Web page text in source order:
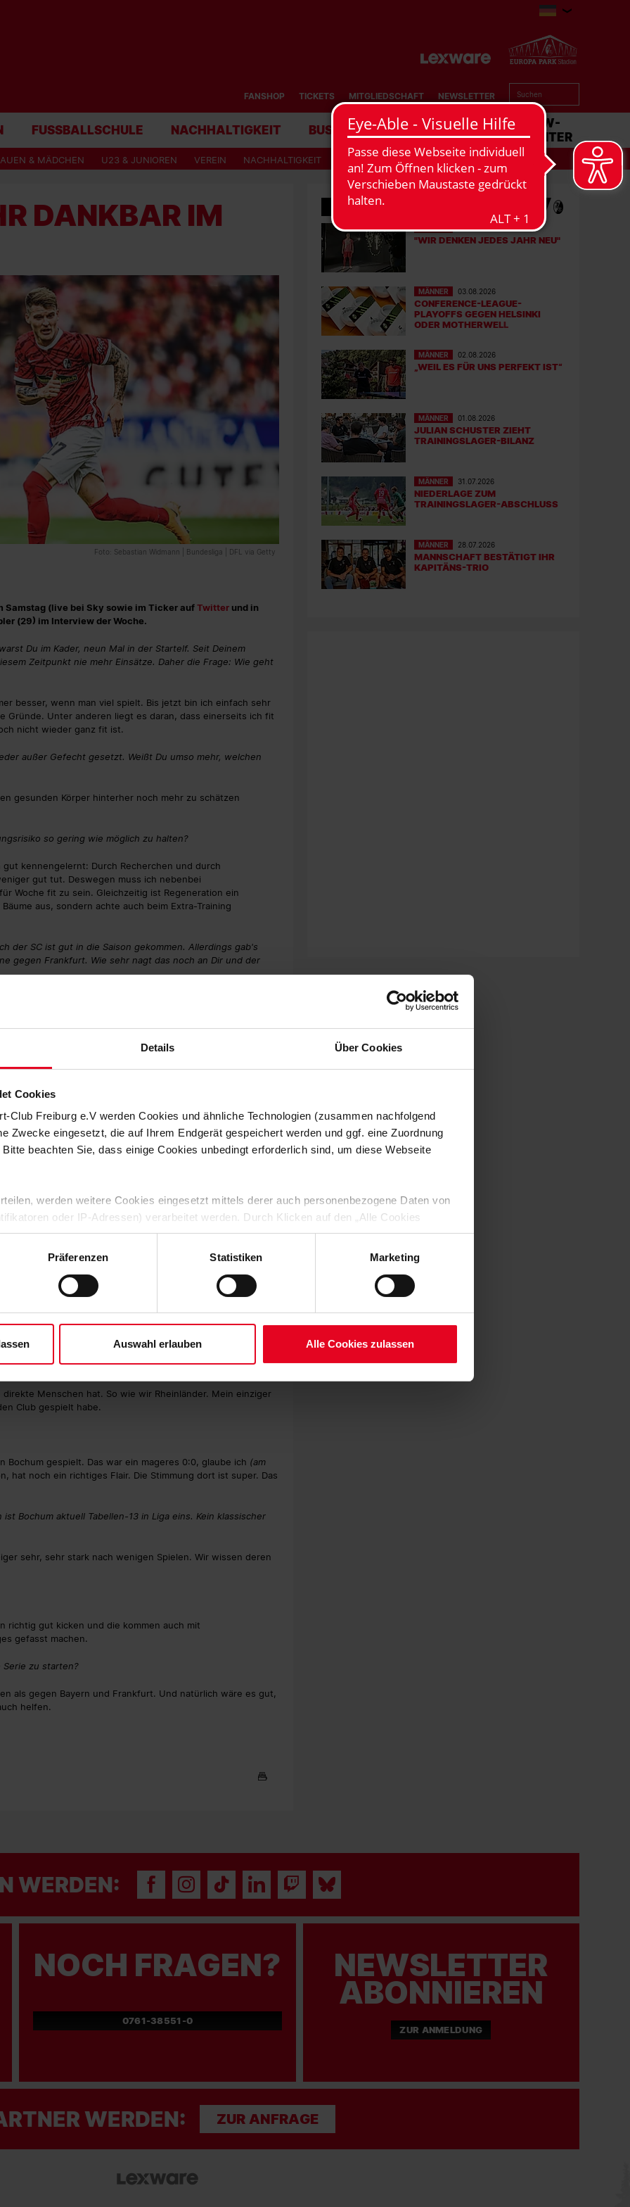
Details Über Cookies
Cookies
Club Freiburg e.V werden Cookies und ähnliche Technologien (zusammen nachfolgend
Zwecke eingesetzt, die auf Ihrem Endgerät gespeichert werden und ggf. eine Zuordnung
beachten Sie, dass einige Cookies unbedingt erforderlich sind, um diese Webseite
werden weitere Cookies eingesetzt mittels derer auch personenbezogene Daten von
oder IP-Adressen) verarbeitet werden. Durch Klicken auf den „Alle Cookies
der Speicherung aller aufgeführten Cookies und der entsprechenden Verarbeitung Ihrer
die unten jeweils angegebene Zwecke gem. § 25 Abs. 1 TDDDG, Art. 6 Abs. 1 lit. a DSGVO
auswählen, werden nur unbedingt erforderliche Cookies eingesetzt. Ihre etwaig erteilten
Präferenzen Statistiken Marketing
Auswahl erlauben Alle Cookies zulassen
FANSHOP TICKETS MITGLIEDSCHAFT NEWSLETTER
FUSSBALLSCHULE NACHHALTIGKEIT BUSINESS STADION MATCHCENTER
& MÄDCHEN U23 & JUNIOREN VEREIN NACHHALTIGKEIT
DANKBAR IM
Foto: Sebastian Widmann | Bundesliga | DFL via Getty
Samstag (live bei Sky sowie im Ticker aufTwitter und in
(29) im Interview der Woche.
Du im Kader, neun Mal in der Startelf. Seit Deinem
Zeitpunkt nie mehr Einsätze. Daher die Frage: Wie geht
besser, wenn man viel spielt. Bis jetzt bin ich einfach sehr
Gründe. Unter anderen liegt es daran, dass einerseits ich fit
nicht wieder ganz fit ist.
außer Gefecht gesetzt. Weißt Du umso mehr, welchen
gesunden Körper hinterher noch mehr zu schätzen
so gering wie möglich zu halten?
kennengelernt: Durch Recherchen und durch
gut tut. Deswegen muss ich nebenbei
Woche fit zu sein. Gleichzeitig ist Regeneration ein
aus, sondern achte auch beim Extra-Training
der SC ist gut in die Saison gekommen. Allerdings gab's
gegen Frankfurt. Wie sehr nagt das noch an Dir und der
gemacht. Verlieren ist immer Mist. Das wollen wir nicht
Gegner. Wir sind ziemlich sauer, und das sollte man im
das letzte Quäntchen in diesem Spiel gefehlt hat. Das
nicht viel, macht aber aus eineinhalb Chancen zwei
Wir hatten es in dem Moment gar nicht.
Nach zwölf Spieltagen ist der Sport-Club nach wie vor
auch mal glücklich geholt, das hat uns jetzt am
gesagt, wussten, dass wir von Woche zu Woche gucken
kann. Das war jetzt am Wochenende genau so und wir
spielen wie den rechts vor der Dreierkette. Auf
noch gar nicht so, das ist erst die letzten Jahre modern
der Profi-Zeit Außenverteidiger. Gelernt habe ich die
ich weiter vorne bin und auch mal torgefährlich sein
man noch einen vor sich hat. Aber was gefällt mir
als gebürtiger Bonner zu Bochum?
Menschen hat. So wie wir Rheinländer. Mein einziger
Club gespielt habe.
Bochum gespielt. Das war ein mageres 0:0, glaube ich (am
hat noch ein richtiges Flair. Die Stimmung dort ist super. Das
Bochum aktuell Tabellen-13 in Liga eins. Kein klassischer
sehr, sehr stark nach wenigen Spielen. Wir wissen deren
richtig gut kicken und die kommen auch mit
gefasst machen.
zu starten?
als gegen Bayern und Frankfurt. Und natürlich wäre es gut,
helfen.
MÄNNER 06.08.2026
"WIR DENKEN JEDES JAHR NEU"
MÄNNER 03.08.2026
CONFERENCE-LEAGUE-
PLAYOFFS GEGEN HELSINKI
ODER MOTHERWELL
MÄNNER 02.08.2026
„WEIL ES FÜR UNS PERFEKT IST“
MÄNNER 01.08.2026
JULIAN SCHUSTER ZIEHT
TRAININGSLAGER-BILANZ
MÄNNER 31.07.2026
NIEDERLAGE ZUM
TRAININGSLAGER-ABSCHLUSS
MÄNNER 28.07.2026
MANNSCHAFT BESTÄTIGT IHR
KAPITÄNS-TRIO
WERDEN:
NOCH FRAGEN?
0761-38551-0
NEWSLETTER
ABONNIEREN
ZUR ANMELDUNG
WERDEN: ZUR ANFRAGE